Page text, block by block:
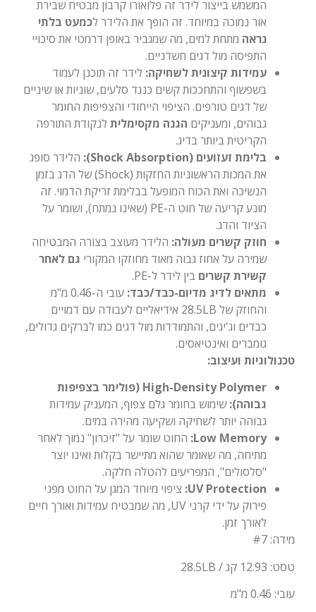
המשמש בייצור לידר זה פלואורו קרבון מבטיח שבירת
אור נמוכה במיוחד. זה הופך את הלידר לכמעט בלתי
נראה מתחת למים, מה שמגביר באופן דרמטי את סיכויי
התפיסה מול דגים חשדניים.
עמידות קיצונית לשחיקה: לידר זה תוכנן לעמוד
בשפשוף והתחככות קשים כנגד סלעים, שוניות או שיניים
של דגים טורפים. הציפוי הייחודי והצפיפות החומר
גבוהים, ומעניקים הגנה מקסימליתלנקודת התורפה
הקריטית ביותר בדיג.
בלימת זעזועים (Shock Absorption):
הלידר סופג
את המכות הראשוניות החזקות (Shock) של הדג בזמן
הנשיכה ואת הכוח המופעל בבלימת זריקת הדמוי. זה
מונע קריעה של חוט ה-PE (שאינו נמתח), ושומר על
הציוד והדג.
חוזק קשרים מעולה: הלידר מעוצב בצורה המבטיחה
שמירה על אחוז גבוה מאוד מחוזקו המקורי גם לאחר
קשירת קשרים בין לידר ל-PE.
מתאים לדיג מדיום-כבד/כבד:
עובי ה-0.46 מ"מ
והחוזק של 28.5LB אידיאליים לעבודה עם דמויים
כבדים וג'יגים, והתמודדות מול דגים כמו לברקים גדולים,
גומברים ואינטיאסים.
טכנולוגיות ועיצוב:
High-Density Polymer (פולימר בצפיפות
גבוהה): שימוש בחומר גלם צפוף, המעניק עמידות
גבוהה יותר לשחיקה ושקיעה מהירה במים.
Low Memory: החוט שומר על "זיכרון" נמוך לאחר
מתיחה, מה שאומר שהוא מתיישר בקלות ואינו יוצר
"סלסולים", המפריעים להטלה חלקה.
UV Protection: ציפוי מיוחד המגן על החוט מפני
פירוק על ידי קרני UV, מה שמבטיח עמידות ואורך חיים
לאורך זמן.
מידה: #7
טסט: 12.93 קג / 28.5LB
עובי: 0.46 מ"מ